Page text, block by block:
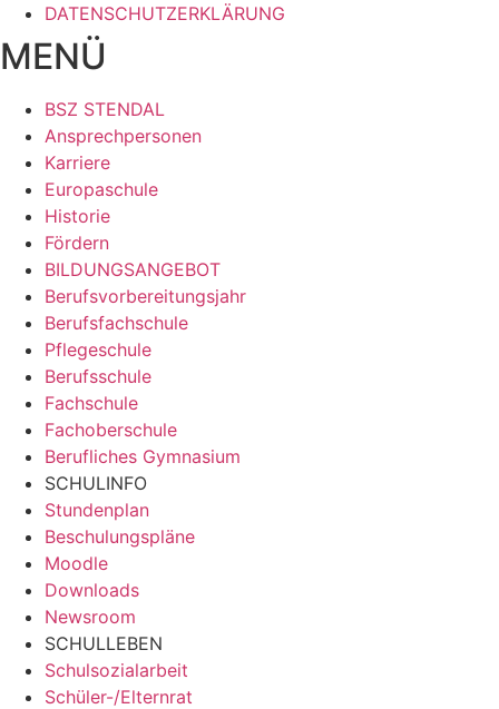
DATENSCHUTZERKLÄRUNG
MENÜ
BSZ STENDAL
Ansprechpersonen
Karriere
Europaschule
Historie
Fördern
BILDUNGSANGEBOT
Berufsvorbereitungsjahr
Berufsfachschule
Pflegeschule
Berufsschule
Fachschule
Fachoberschule
Berufliches Gymnasium
SCHULINFO
Stundenplan
Beschulungspläne
Moodle
Downloads
Newsroom
SCHULLEBEN
Schulsozialarbeit
Schüler-/Elternrat